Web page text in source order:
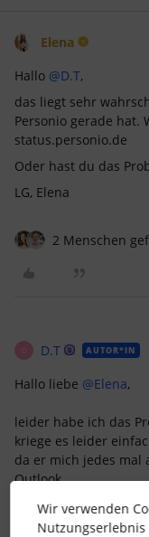
Elena
Hallo @D.T,
das liegt sehr
Personio gerade hat.
status.personio.de
Oder hast du das
LG, Elena
2 Menschen
D.T AUTOR*IN
Hallo liebe @Elena,
leider habe ich das
kriege es leider
da er mich jedes mal
Outlook.
Wir verwenden